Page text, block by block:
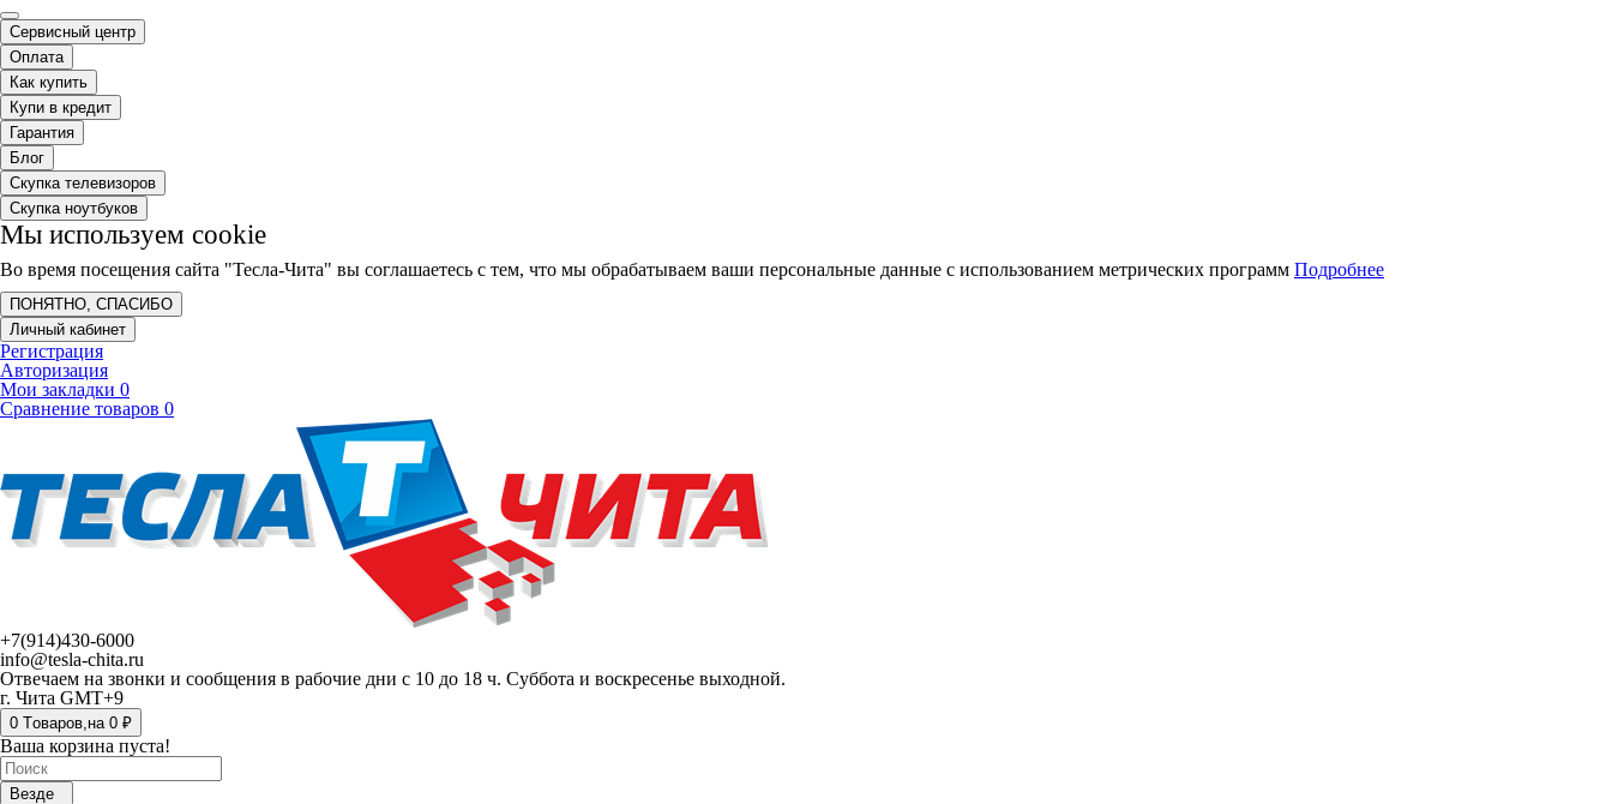
Сервисный центр
Оплата
Как купить
Купи в кредит
Гарантия
Блог
Скупка телевизоров
Скупка ноутбуков
Мы используем cookie
Во время посещения сайта "Тесла-Чита" вы соглашаетесь с тем, что мы обрабатываем ваши персональные данные с использованием метрических программ Подробнее
ПОНЯТНО, СПАСИБО
Личный кабинет
Регистрация
Авторизация
Мои закладки 0
Сравнение товаров 0
+7(914)430-6000
info@tesla-chita.ru
Отвечаем на звонки и сообщения в рабочие дни с 10 до 18 ч. Суббота и воскресенье выходной.
г. Чита GMT+9
0 Tоваров,на 0 ₽
Ваша корзина пуста!
Везде